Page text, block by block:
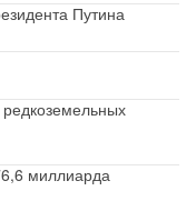
Путина
миллиарда